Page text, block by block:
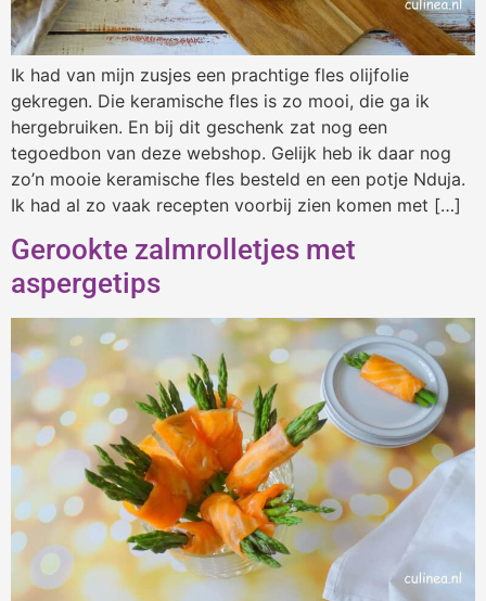
Ik had van mijn zusjes een prachtige fles olijfolie
gekregen. Die keramische fles is zo mooi, die ga ik
hergebruiken. En bij dit geschenk zat nog een
tegoedbon van deze webshop. Gelijk heb ik daar nog
zo’n mooie keramische fles besteld en een potje Nduja.
Ik had al zo vaak recepten voorbij zien komen met […]
Gerookte zalmrolletjes met
aspergetips